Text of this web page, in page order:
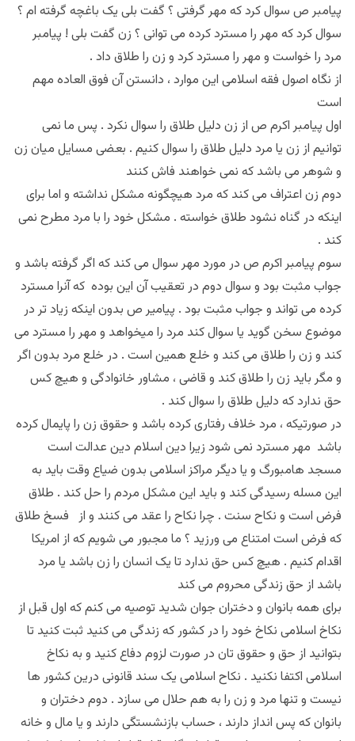
پیامبر ص سوال کرد که مهر گرفتی ؟ گفت بلی یک باغچه گرفته ام ؟
سوال کرد که مهر را مسترد کرده می توانی ؟ زن گفت بلی ! پیامبر
مرد را خواست و مهر را مسترد کرد و زن را طلاق داد .
از نگاه اصول فقه اسلامی این موارد ، دانستن آن فوق العاده مهم
است
اول پیامبر اکرم ص از زن دلیل طلاق را سوال نکرد . پس ما نمی
توانیم از زن یا مرد دلیل طلاق را سوال کنیم . بعضی مسایل میان زن
و شوهر می باشد که نمی خواهند فاش کنند
دوم زن اعتراف می کند که مرد هیچگونه مشکل نداشته و اما برای
اینکه در گناه نشود طلاق خواسته . مشکل خود را با مرد مطرح نمی
کند .
سوم پیامبر اکرم ص در مورد مهر سوال می کند که اگر گرفته باشد و
جواب مثبت بود و سوال دوم در تعقیب آن این بوده که آنرا مسترد
کرده می تواند و جواب مثبت بود . پیامیر ص بدون اینکه زیاد تر در
موضوع سخن گوید یا سوال کند مرد را میخواهد و مهر را مسترد می
کند و زن را طلاق می کند و خلع همین است . در خلع مرد بدون اگر
و مگر باید زن را طلاق کند و قاضی ، مشاور خانوادگی و هیچ کس
حق ندارد که دلیل طلاق را سوال کند .
در صورتیکه ، مرد خلاف رفتاری کرده باشد و حقوق زن را پایمال کرده
باشد مهر مسترد نمی شود زیرا دین اسلام دین عدالت است
مسجد هامبورگ و یا دیگر مراکز اسلامی بدون ضیاع وقت باید به
این مسله رسیدگی کند و باید این مشکل مردم را حل کند . طلاق
فرض است و نکاح سنت . چرا نکاح را عقد می کنند و از فسخ طلاق
که فرض است امتناع می ورزید ؟ ما مجبور می شویم که از امریکا
اقدام کنیم . هیچ کس حق ندارد تا یک انسان را زن باشد یا مرد
باشد از حق زندگی محروم می کند
برای همه بانوان و دختران جوان شدید توصیه می کنم که اول قبل از
نکاخ اسلامی نکاخ خود را در کشور که زندگی می کنید ثبت کنید تا
بتوانید از حق و حقوق تان در صورت لزوم دفاع کنید و به نکاخ
اسلامی اکتفا نکنید . نکاح اسلامی یک سند قانونی درین کشور ها
نیست و تنها مرد و زن را به هم حلال می سازد . دوم دختران و
بانوان که پس انداز دارند ، حساب بازنشستگی دارند و یا مال و خانه